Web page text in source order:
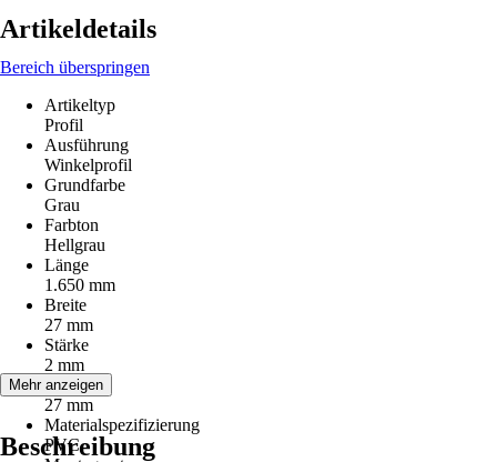
Artikeldetails
Bereich überspringen
Artikeltyp
Profil
Ausführung
Winkelprofil
Grundfarbe
Grau
Farbton
Hellgrau
Länge
1.650 mm
Breite
27 mm
Stärke
2 mm
Höhe
27 mm
Materialspezifizierung
PVC
Mehr anzeigen
Beschreibung